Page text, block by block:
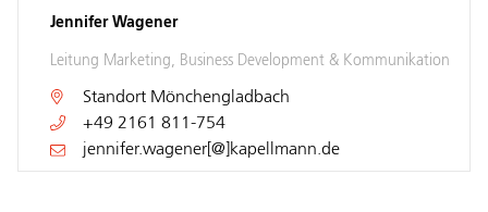
Jennifer Wagener
Leitung Marketing, Business Development & Kommunikation
Standort Mönchengladbach
+49 2161 811-754
jennifer.wagener[@]kapellmann.de